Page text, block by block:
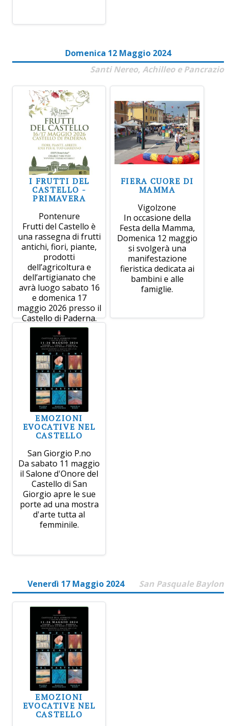
Domenica 12 Maggio 2024
Santi Nereo, Achilleo e Pancrazio
I FRUTTI DEL
CASTELLO -
PRIMAVERA
Pontenure
Frutti del Castello è
una rassegna di frutti
antichi, fiori, piante,
prodotti
dell’agricoltura e
dell’artigianato che
avrà luogo sabato 16
e domenica 17
maggio 2026 presso il
Castello di Paderna.
FIERA CUORE DI
MAMMA
Vigolzone
In occasione della
Festa della Mamma,
Domenica 12 maggio
si svolgerà una
manifestazione
fieristica dedicata ai
bambini e alle
famiglie.
EMOZIONI
EVOCATIVE NEL
CASTELLO
San Giorgio P.no
Da sabato 11 maggio
il Salone d'Onore del
Castello di San
Giorgio apre le sue
porte ad una mostra
d'arte tutta al
femminile.
Venerdì 17 Maggio 2024 San Pasquale Baylon
EMOZIONI
EVOCATIVE NEL
CASTELLO